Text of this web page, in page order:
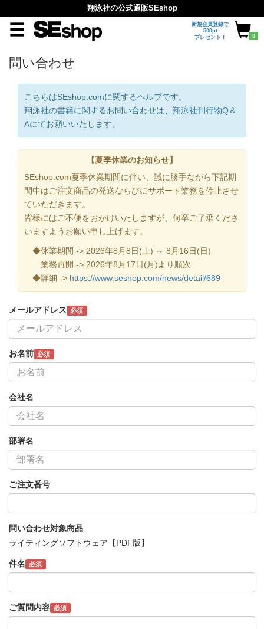
翔泳社の公式通販SEshop
新規会員登録で
500pt
プレゼント！
0
問い合わせ
こちらはSEshop.comに関するヘルプです。
翔泳社の書籍に関するお問い合わせは、 翔泳社刊行物Q＆
Aにてお願いいたします。
【夏季休業のお知らせ】
SEshop.com夏季休業期間に伴い、誠に勝手ながら下記期
間中はご注文商品の発送ならびにサポート業務を停止させ
ていただきます。
皆様にはご不便をおかけいたしますが、何卒ご了承くださ
いますようお願い申し上げます。
◆休業期間 -> 2026年8月8日(土) ～ 8月16日(日)
業務再開 -> 2026年8月17日(月)より順次
◆詳細 -> https://www.seshop.com/news/detail/689
メールアドレス 必須
お名前 必須
会社名
部署名
ご注文番号
問い合わせ対象商品
ライティングソフトウェア【PDF版】
件名 必須
ご質問内容 必須